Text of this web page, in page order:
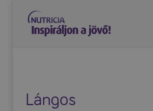
Lángos